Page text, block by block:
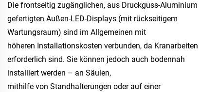
Die frontseitig zugänglichen, aus Druckguss-Aluminium
gefertigten Außen-LED-Displays (mit rückseitigem
Wartungsraum) sind im Allgemeinen mit
höheren Installationskosten verbunden, da Kranarbeiten
erforderlich sind. Sie können jedoch auch bodennah
installiert werden – an Säulen,
mithilfe von Standhalterungen oder auf einer